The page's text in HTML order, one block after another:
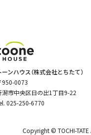
ーンハウス（株式会社とちたて）
950-0073
潟市中央区日の出1丁目9-22
025-250-6770
Copyright © TOCHI-TATE